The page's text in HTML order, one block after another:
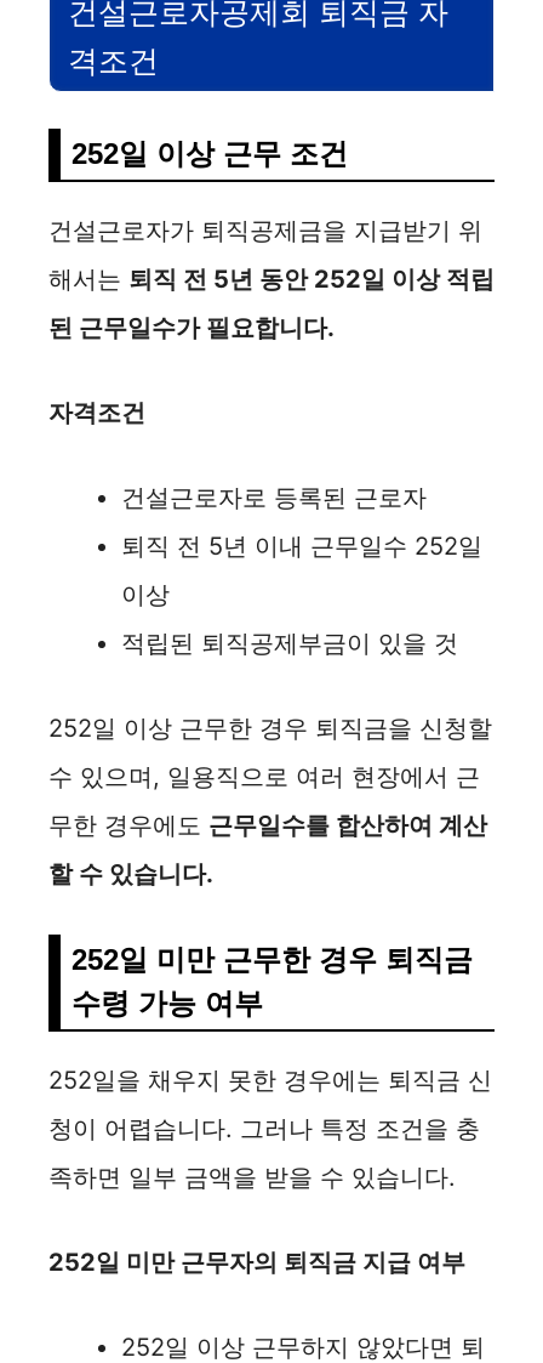
건설근로자공제회 퇴직금 자
격조건
252일 이상 근무 조건
건설근로자가 퇴직공제금을 지급받기 위
해서는 퇴직 전 5년 동안 252일 이상 적립
된 근무일수가 필요합니다.
자격조건
건설근로자로 등록된 근로자
퇴직 전 5년 이내 근무일수 252일
이상
적립된 퇴직공제부금이 있을 것
252일 이상 근무한 경우 퇴직금을 신청할
수 있으며, 일용직으로 여러 현장에서 근
무한 경우에도 근무일수를 합산하여 계산
할 수 있습니다.
252일 미만 근무한 경우 퇴직금
수령 가능 여부
252일을 채우지 못한 경우에는 퇴직금 신
청이 어렵습니다. 그러나 특정 조건을 충
족하면 일부 금액을 받을 수 있습니다.
252일 미만 근무자의 퇴직금 지급 여부
252일 이상 근무하지 않았다면 퇴